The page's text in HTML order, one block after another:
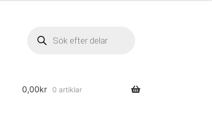
0,00kr 0 artiklar